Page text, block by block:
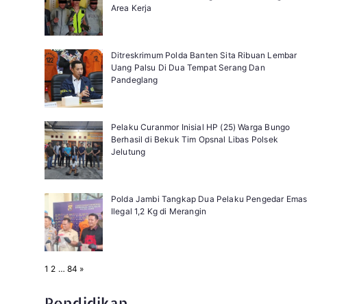
Area Kerja
Ditreskrimum Polda Banten Sita Ribuan Lembar
Uang Palsu Di Dua Tempat Serang Dan
Pandeglang
Pelaku Curanmor Inisial HP (25) Warga Bungo
Berhasil di Bekuk Tim Opsnal Libas Polsek
Jelutung
Polda Jambi Tangkap Dua Pelaku Pengedar Emas
Ilegal 1,2 Kg di Merangin
P
:
1 2 … 84 N
»